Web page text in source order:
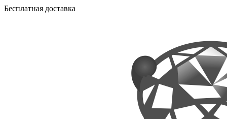
Бесплатная доставка